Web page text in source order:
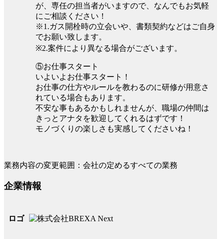
が、専任の担当者がいますので、なんでもお気軽
にご相談ください！
※1.ガス開栓時の立会いや、書類契約などはご自身
でお願い致します。
※2.案件により異なる場合がございます。
⑤お仕事スタート
いよいよお仕事スタート！
お仕事の仕方やルールを教わるのに研修が用意さ
れている場合もあります。
不安な事もあるかもしれませんが、職場の仲間は
きっとアナタを歓迎してくれるはずです！
モノづくりの楽しさも実感してくださいね！
業務内容の変更範囲：会社の定めるすべての業務
企業情報
ロゴ